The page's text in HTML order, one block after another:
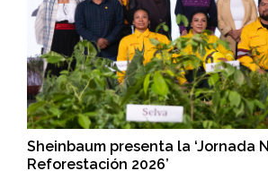
Sheinbaum presenta la ‘Jornada
Reforestación 2026’